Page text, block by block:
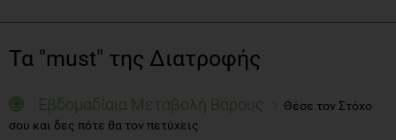
Τα "must" της Διατροφής
Εβδομαδίαια Μεταβολή Βάρους
Θέσε τον Στόχο
σου και δες πότε θα τον πετύχεις